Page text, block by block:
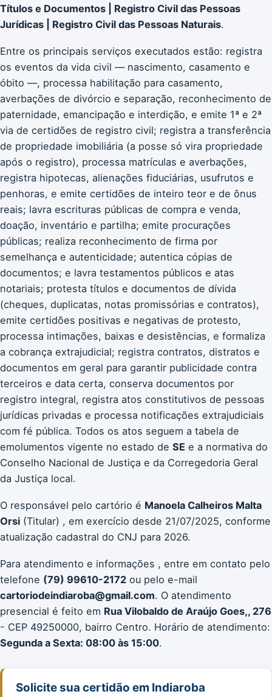
Títulos e Documentos | Registro Civil das Pessoas
Jurídicas | Registro Civil das Pessoas Naturais.
Entre os principais serviços executados estão: registra
os eventos da vida civil — nascimento, casamento e
óbito —, processa habilitação para casamento,
averbações de divórcio e separação, reconhecimento de
paternidade, emancipação e interdição, e emite 1ª e 2ª
via de certidões de registro civil; registra a transferência
de propriedade imobiliária (a posse só vira propriedade
após o registro), processa matrículas e averbações,
registra hipotecas, alienações fiduciárias, usufrutos e
penhoras, e emite certidões de inteiro teor e de ônus
reais; lavra escrituras públicas de compra e venda,
doação, inventário e partilha; emite procurações
públicas; realiza reconhecimento de firma por
semelhança e autenticidade; autentica cópias de
documentos; e lavra testamentos públicos e atas
notariais; protesta títulos e documentos de dívida
(cheques, duplicatas, notas promissórias e contratos),
emite certidões positivas e negativas de protesto,
processa intimações, baixas e desistências, e formaliza
a cobrança extrajudicial; registra contratos, distratos e
documentos em geral para garantir publicidade contra
terceiros e data certa, conserva documentos por
registro integral, registra atos constitutivos de pessoas
jurídicas privadas e processa notificações extrajudiciais
com fé pública. Todos os atos seguem a tabela de
emolumentos vigente no estado de SE e a normativa do
Conselho Nacional de Justiça e da Corregedoria Geral
da Justiça local.
O responsável pelo cartório é Manoela Calheiros Malta
Orsi (Titular) , em exercício desde 21/07/2025, conforme
atualização cadastral do CNJ para 2026.
Para atendimento e informações , entre em contato pelo
telefone (79) 99610-2172 ou pelo e-mail
cartoriodeindiaroba@gmail.com. O atendimento
presencial é feito em Rua Vilobaldo de Araújo Goes,, 276
- CEP 49250000, bairro Centro. Horário de atendimento:
Segunda a Sexta: 08:00 às 15:00.
Solicite sua certidão em Indiaroba